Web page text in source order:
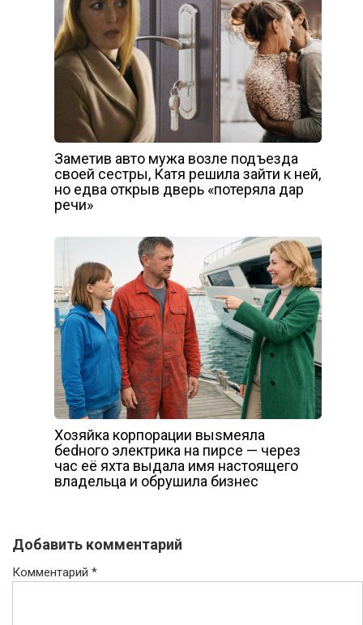
Заметив авто мужа возле подъезда
своей сестры, Катя решила зайти к ней,
но едва открыв дверь «потеряла дар
речи»
Хозяйка корпорации выsмеяла
беdного электрика на пирсе — через
час её яхта выдала имя настоящего
владельца и обрушила бизнес
Добавить комментарий
Комментарий *